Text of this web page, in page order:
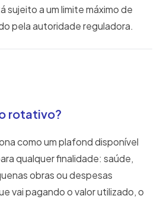
sujeito a um limite máximo de
pela autoridade reguladora.
rotativo?
como um plafond disponível
qualquer finalidade: saúde,
obras ou despesas
vai pagando o valor utilizado, o